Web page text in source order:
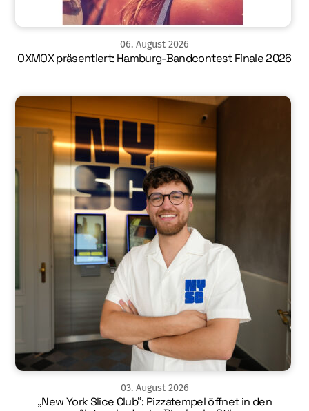
06. August 2026
OXMOX präsentiert: Hamburg-Bandcontest Finale 2026
03. August 2026
„New York Slice Club“: Pizzatempel öffnet in den